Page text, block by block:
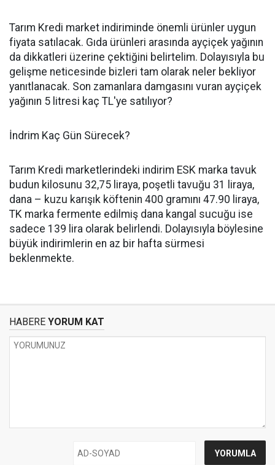
Tarım Kredi market indiriminde önemli ürünler uygun
fiyata satılacak. Gıda ürünleri arasında ayçiçek yağının
da dikkatleri üzerine çektiğini belirtelim. Dolayısıyla bu
gelişme neticesinde bizleri tam olarak neler bekliyor
yanıtlanacak. Son zamanlara damgasını vuran ayçiçek
yağının 5 litresi kaç TL'ye satılıyor?
İndrim Kaç Gün Sürecek?
Tarım Kredi marketlerindeki indirim ESK marka tavuk
budun kilosunu 32,75 liraya, poşetli tavuğu 31 liraya,
dana – kuzu karışık köftenin 400 gramını 47.90 liraya,
TK marka fermente edilmiş dana kangal sucuğu ise
sadece 139 lira olarak belirlendi. Dolayısıyla böylesine
büyük indirimlerin en az bir hafta sürmesi
beklenmekte.
HABERE YORUM KAT